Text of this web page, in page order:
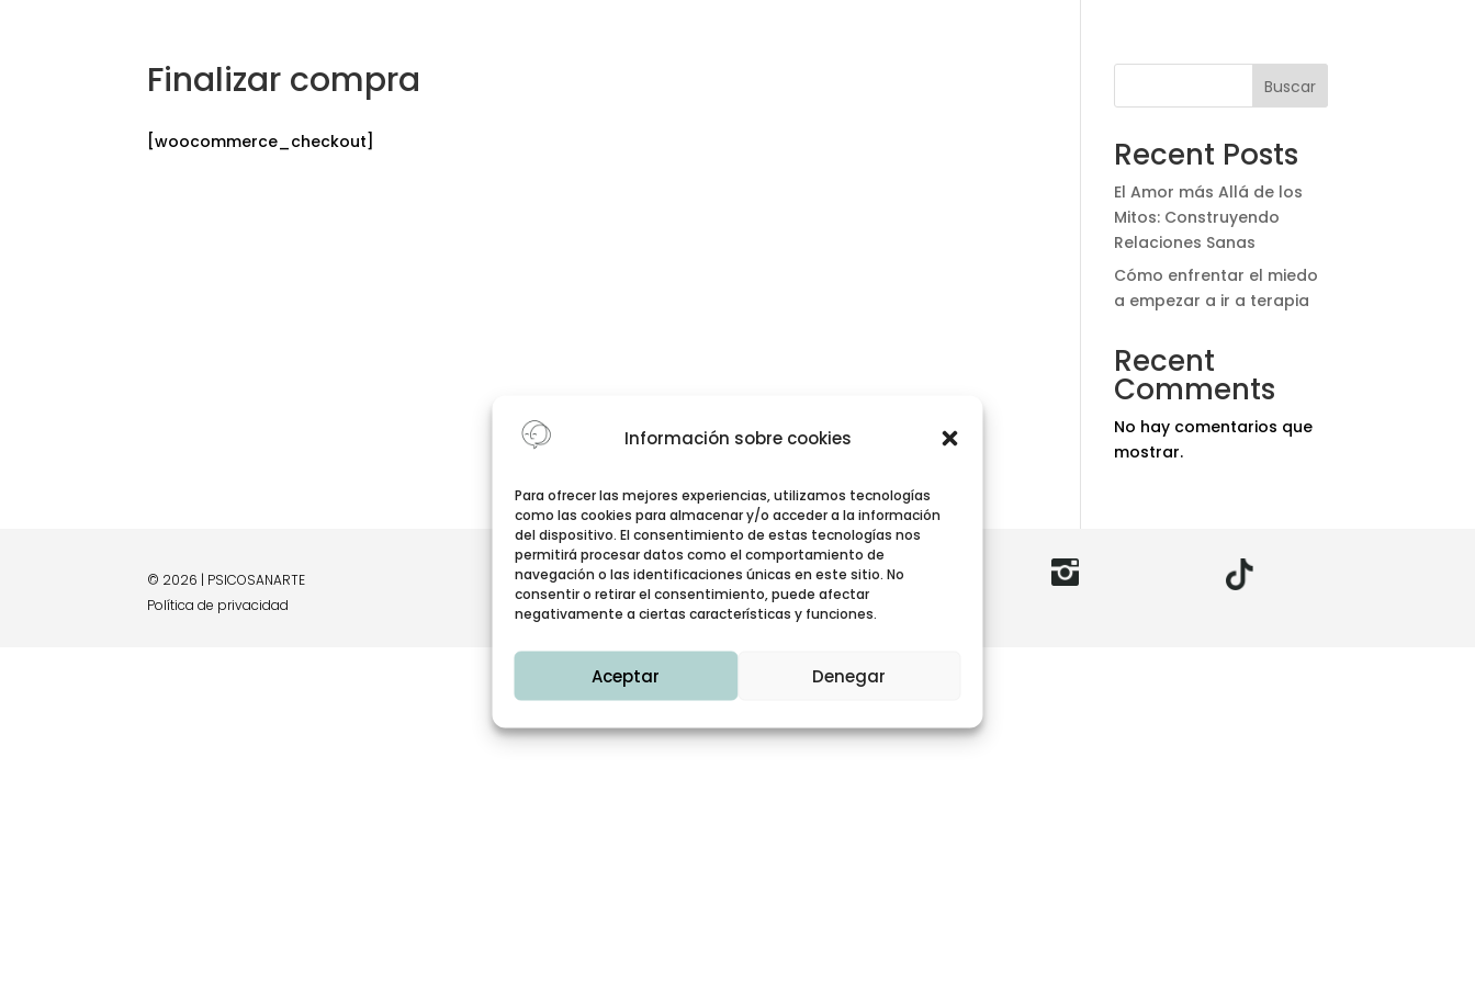
Información sobre cookies
Para ofrecer las mejores experiencias, utilizamos tecnologías
como las cookies para almacenar y/o acceder a la información
del dispositivo. El consentimiento de estas tecnologías nos
permitirá procesar datos como el comportamiento de
navegación o las identificaciones únicas en este sitio. No
consentir o retirar el consentimiento, puede afectar
negativamente a ciertas características y funciones.
Aceptar Denegar
Finalizar compra
[woocommerce_checkout]
Buscar
Recent Posts
El Amor más Allá de los
Mitos: Construyendo
Relaciones Sanas
Cómo enfrentar el miedo
a empezar a ir a terapia
Recent
Comments
No hay comentarios que
mostrar.
© 2026 | PSICOSANARTE
Política de privacidad
C/ Garibay, 6 – 28007Madrid
hola@psicosanarte.es